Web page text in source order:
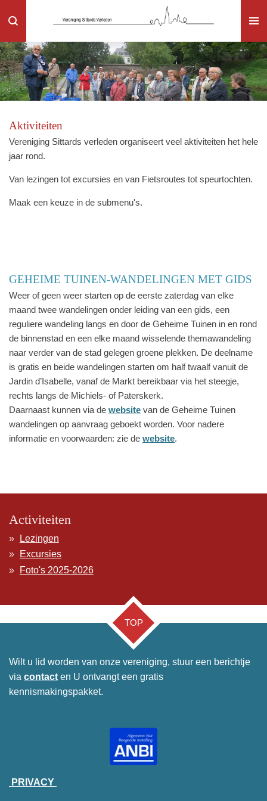
direct
naar
de
hoofdinhoud
Aktiviteiten
Vereniging Sittards verleden organiseert veel aktiviteiten het hele
jaar rond.
Van lezingen tot excursies en van Fietsroutes tot speurtochten.
Maak een keuze in de submenu's.
GEHEIME TUINEN-WANDELINGEN MET GIDS
Weer of geen weer starten op de eerste zaterdag van elke
maand twee wandelingen onder leiding van een gids, een
reguliere wandeling langs en door de Geheime Tuinen in en rond
de binnenstad en een elke maand wisselende themawandeling
naar verder van de stad gelegen groene plekken. De deelname
is gratis en beide wandelingen starten om half twaalf vanuit de
Jardin d’Isabelle, vanaf de Markt bereikbaar via het steegje,
rechts langs de Michiels- of Paterskerk.
Daarnaast kunnen via de website van de Geheime Tuinen
wandelingen op aanvraag geboekt worden. Voor nadere
informatie en voorwaarden: zie de website.
Activiteiten
Lezingen
Excursies
Foto's 2025-2026
TOP
Wilt u lid worden van onze vereniging, stuur een berichtje
via contact en U ontvangt een gratis
kennismakingspakket.
PRIVACY